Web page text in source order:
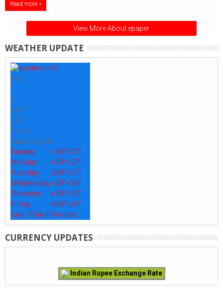
Read more »
View More About epaper
WEATHER UPDATE
+30
°
C
+30°
+27°
Thane
Saturday, 08
Sunday
+30°+27°
Monday
+30°+27°
Tuesday
+29°+27°
Wednesday+29°+26°
Thursday
+30°+27°
Friday
+30°+26°
See 7-Day Forecast
CURRENCY UPDATES
Indian Rupee Exchange Rate